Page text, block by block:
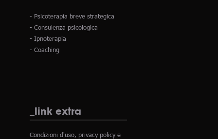
- Psicoterapia breve strategica
- Consulenza psicologica
- Ipnoterapia
- Coaching
_link extra
Condizioni d'uso, privacy policy e